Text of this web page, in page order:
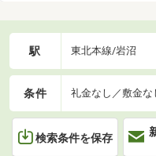
部屋を見つけましょう。
駅 東北本線/岩沼
条件 礼金なし／敷金な
検索条件を保存